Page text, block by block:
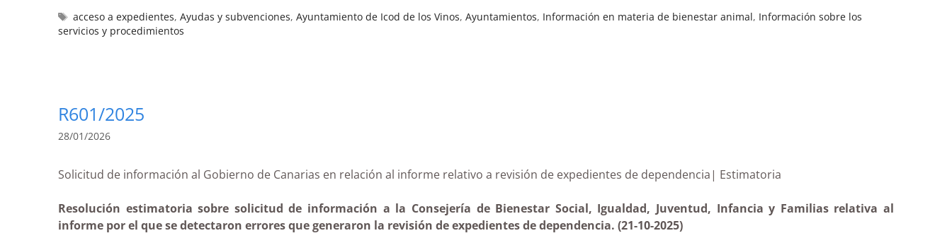
acceso a expedientes,Ayudas y subvenciones,Ayuntamiento de Icod de los Vinos,Ayuntamientos, Información en materia de bienestar animal, Información sobre los
servicios y procedimientos
R601/2025
28/01/2026
Solicitud de información al Gobierno de Canarias en relación al informe relativo a revisión de expedientes de dependencia| Estimatoria
Resolución estimatoria sobre solicitud de información a la Consejería de Bienestar Social, Igualdad, Juventud, Infancia y Familias relativa al
informe por el que se detectaron errores que generaron la revisión de expedientes de dependencia. (21-10-2025)